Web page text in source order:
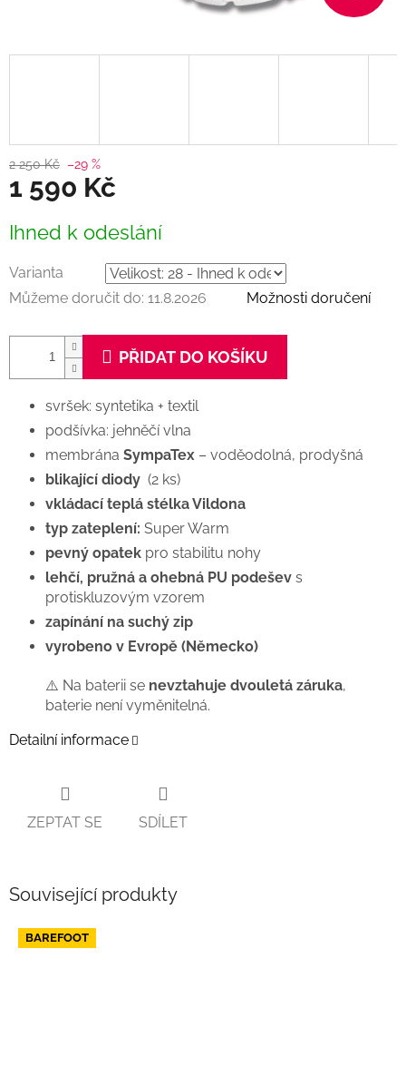
2 250 Kč –29 %
1 590 Kč
cena:
Ihned k odeslání
Varianta
Můžeme doručit do: 11.8.2026 Možnosti doručení
PŘIDAT DO KOŠÍKU
svršek: syntetika + textil
podšívka: jehněčí vlna
membrána SympaTex – voděodolná, prodyšná
blikající diody (2 ks)
vkládací teplá stélka Vildona
typ zateplení: Super Warm
pevný opatek pro stabilitu nohy
lehčí, pružná a ohebná PU podešev s
protiskluzovým vzorem
zapínání na suchý zip
vyrobeno v Evropě (Německo)
⚠️ Na baterii se nevztahuje dvouletá záruka,
baterie není vyměnitelná.
Detailní informace
ZEPTAT SE SDÍLET
Související produkty
BAREFOOT